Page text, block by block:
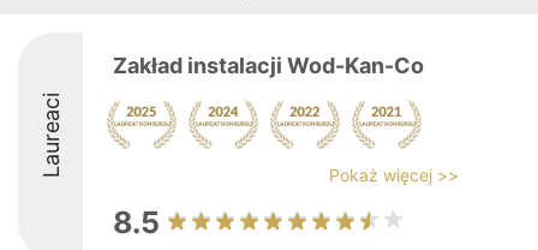
Laureaci
Zakład instalacji Wod-Kan-Co
Pokaż więcej >>
8.5